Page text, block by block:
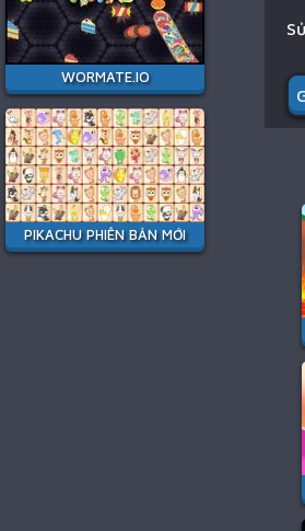
WORMATE.IO
PIKACHU PHIÊN BẢN MỚI